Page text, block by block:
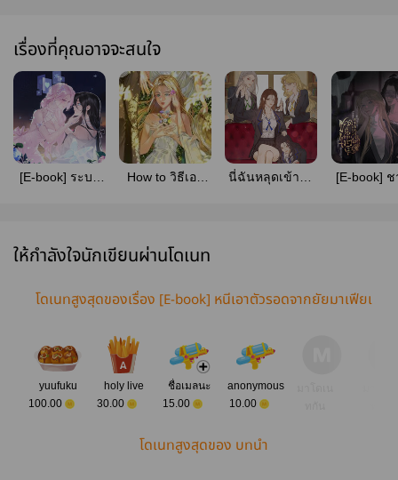
เรื่องที่คุณอาจจะสนใจ
[E-book] ระบบ
How to วิธีเอา
นี่ฉันหลุดเข้ามา
[E-book]
ให้กำลังใจนักเขียนผ่านโดเนท
โดเนทสูงสุดของเรื่อง [E-book] หนีเอาตัวรอดจากยัยมาเฟียเ
yuufuku
100.00
holy live
30.00
ชื่อเมลนะ
15.00
anonymous
10.00
โดเนทสูงสุดของ บทนำ